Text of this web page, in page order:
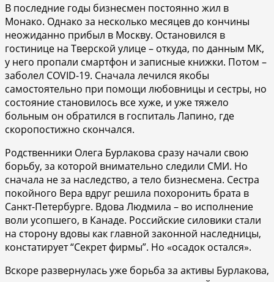
В последние годы бизнесмен постоянно жил в
Монако. Однако за несколько месяцев до кончины
неожиданно прибыл в Москву. Остановился в
гостинице на Тверской улице – откуда, по данным МК,
у него пропали смартфон и записные книжки. Потом –
заболел COVID-19. Сначала лечился якобы
самостоятельно при помощи любовницы и сестры, но
состояние становилось все хуже, и уже тяжело
больным он обратился в госпиталь Лапино, где
скоропостижно скончался.
Родственники Олега Бурлакова сразу начали свою
борьбу, за которой внимательно следили СМИ. Но
сначала не за наследство, а тело бизнесмена. Сестра
покойного Вера вдруг решила похоронить брата в
Санкт-Петербурге. Вдова Людмила – во исполнение
воли усопшего, в Канаде. Российские силовики стали
на сторону вдовы как главной законной наследницы,
констатирует “Секрет фирмы”. Но «осадок остался».
Вскоре развернулась уже борьба за активы Бурлакова,